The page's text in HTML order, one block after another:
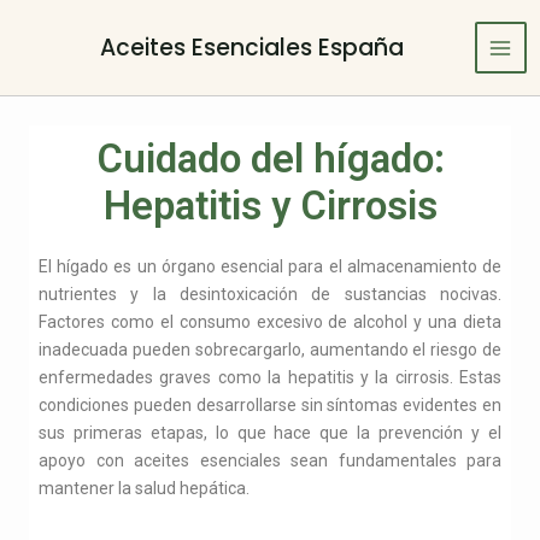
Aceites Esenciales España
Cuidado del hígado:
Hepatitis y Cirrosis
El hígado es un órgano esencial para el almacenamiento de
nutrientes y la desintoxicación de sustancias nocivas.
Factores como el consumo excesivo de alcohol y una dieta
inadecuada pueden sobrecargarlo, aumentando el riesgo de
enfermedades graves como la hepatitis y la cirrosis. Estas
condiciones pueden desarrollarse sin síntomas evidentes en
sus primeras etapas, lo que hace que la prevención y el
apoyo con aceites esenciales sean fundamentales para
mantener la salud hepática.